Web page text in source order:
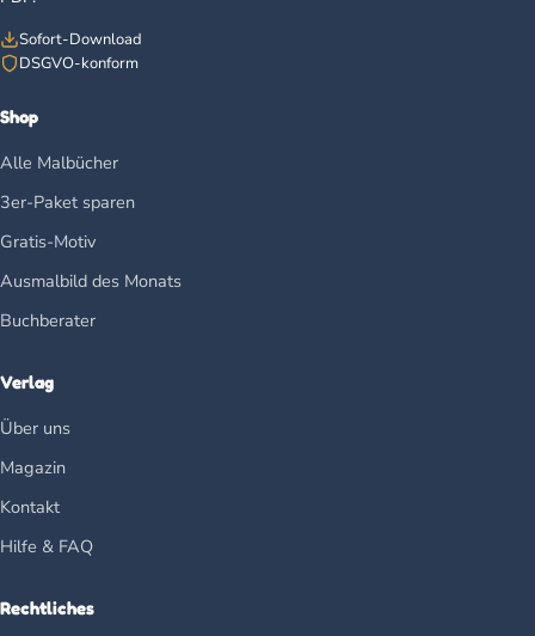
Sofort-Download
DSGVO-konform
Shop
Alle Malbücher
3er-Paket sparen
Gratis-Motiv
Ausmalbild des Monats
Buchberater
Verlag
Über uns
Magazin
Kontakt
Hilfe & FAQ
Rechtliches